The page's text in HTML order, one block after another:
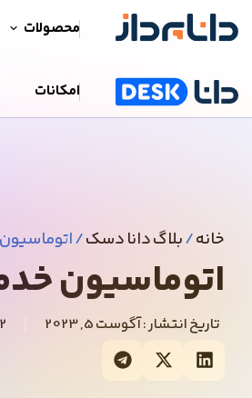
محصولات
امکانات
خانه/بلاگ دانا دسک/
اتوماسیون
تاریخ انتشار :آگوست 5, 2023 2 دیدگاه